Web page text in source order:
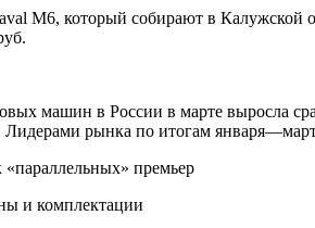
M6, который собирают в
машин в России в марте выросла
рынка по итогам
премьер
и комплектации